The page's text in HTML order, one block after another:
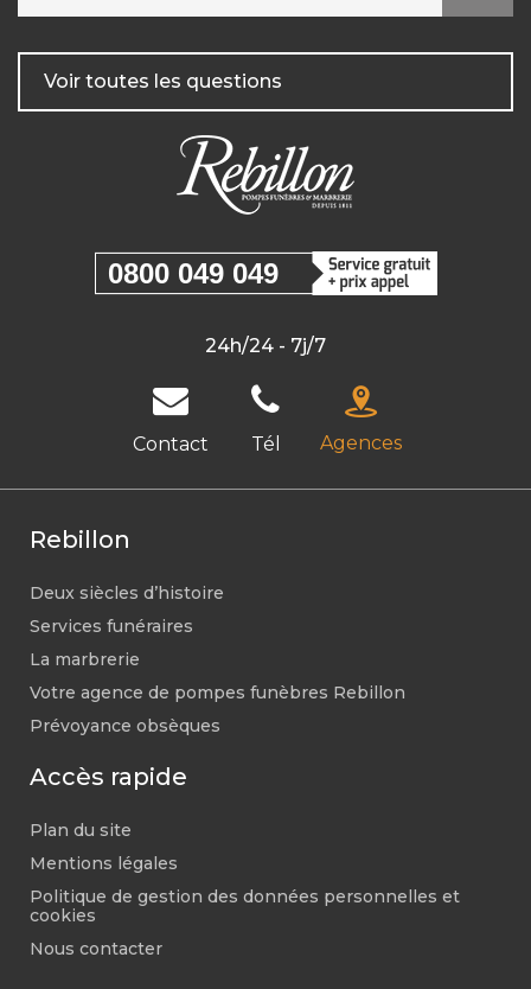
Voir toutes les questions
0800 049 049
24h/24 - 7j/7
Contact Tél Agences
Rebillon
Deux siècles d’histoire
Services funéraires
La marbrerie
Votre agence de pompes funèbres Rebillon
Prévoyance obsèques
Accès rapide
Plan du site
Mentions légales
Politique de gestion des données personnelles et
cookies
Nous contacter